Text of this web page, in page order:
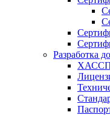
Разработка